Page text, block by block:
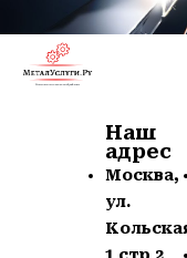
Наш
адрес
Москва,
ул.